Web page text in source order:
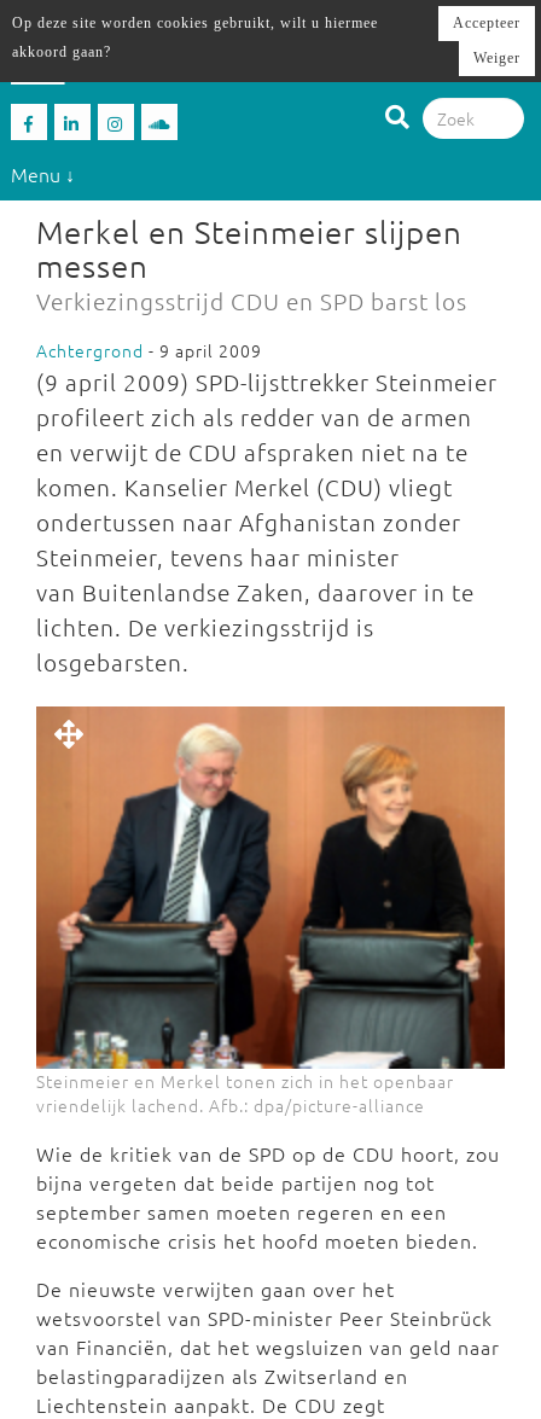
Menu ↓
Merkel en Steinmeier slijpen
messen
Verkiezingsstrijd CDU en SPD barst los
Achtergrond - 9 april 2009
(9 april 2009) SPD-lijsttrekker Steinmeier
profileert zich als redder van de armen
en verwijt de CDU afspraken niet na te
komen. Kanselier Merkel (CDU) vliegt
ondertussen naar Afghanistan zonder
Steinmeier, tevens haar minister
van Buitenlandse Zaken, daarover in te
lichten. De verkiezingsstrijd is
losgebarsten.
Steinmeier en Merkel tonen zich in het openbaar
vriendelijk lachend. Afb.: dpa/picture-alliance
Wie de kritiek van de SPD op de CDU hoort, zou
bijna vergeten dat beide partijen nog tot
september samen moeten regeren en een
economische crisis het hoofd moeten bieden.
De nieuwste verwijten gaan over het
wetsvoorstel van SPD-minister Peer Steinbrück
van Financiën, dat het wegsluizen van geld naar
belastingparadijzen als Zwitserland en
Liechtenstein aanpakt. De CDU zegt
Op deze site worden cookies gebruikt, wilt u hiermee
akkoord gaan?
Accepteer
Weiger